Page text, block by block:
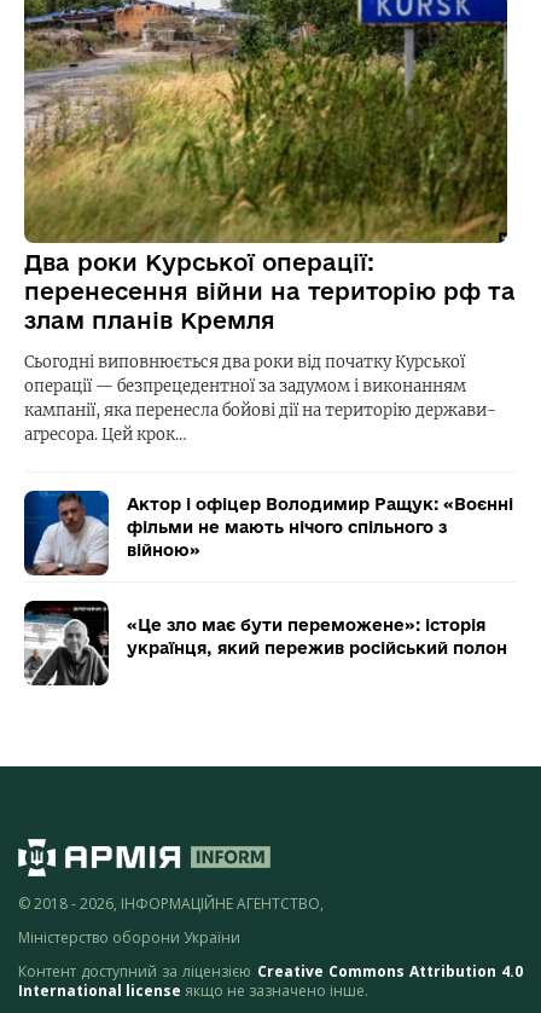
Два роки Курської операції:
перенесення війни на територію рф та
злам планів Кремля
Сьогодні виповнюється два роки від початку Курської
операції — безпрецедентної за задумом і виконанням
кампанії, яка перенесла бойові дії на територію держави-
агресора. Цей крок…
Актор і офіцер Володимир Ращук: «Воєнні
фільми не мають нічого спільного з
війною»
«Це зло має бути переможене»: історія
українця, який пережив російський полон
© 2018 - 2026, ІНФОРМАЦІЙНЕ АГЕНТСТВО,
Міністерство оборони України
Контент доступний за ліцензією Creative Commons Attribution 4.0
International license якщо не зазначено інше.